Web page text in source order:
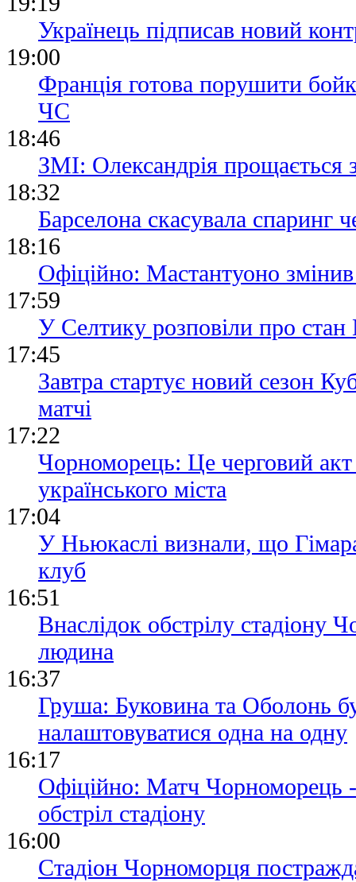
Українець підписав новий
19:00
Франція готова порушити
ЧС
18:46
ЗМІ: Олександрія прощається
18:32
Барселона скасувала спаринг
18:16
Офіційно: Мастантуоно
17:59
У Селтику розповіли про стан
17:45
Завтра стартує новий сезон
матчі
17:22
Чорноморець: Це черговий
українського міста
17:04
У Ньюкаслі визнали, що
клуб
16:51
Внаслідок обстрілу стадіону
людина
16:37
Груша: Буковина та Оболонь
налаштовуватися одна на одну
16:17
Офіційно: Матч Чорноморець
обстріл стадіону
16:00
Стадіон Чорноморця